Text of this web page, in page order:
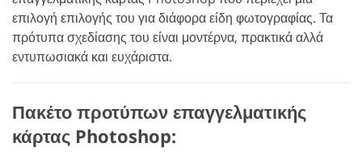
επιλογή επιλογής του για διάφορα είδη φωτογραφίας. Τα
πρότυπα σχεδίασης του είναι μοντέρνα, πρακτικά αλλά
εντυπωσιακά και ευχάριστα.
Πακέτο προτύπων επαγγελματικής
κάρτας Photoshop: